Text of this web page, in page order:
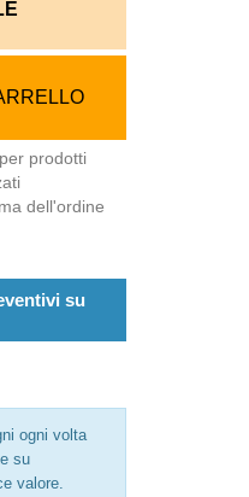
prodotti
dell'ordine
su
ogni volta
su
valore.